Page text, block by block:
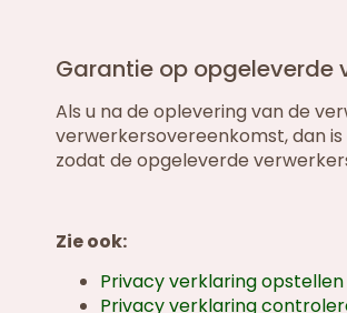
Garantie op opgeleverde
Als u na de oplevering van de
verwerkersovereenkomst, dan
zodat de opgeleverde
Zie ook:
Privacy verklaring opstellen
Privacy verklaring